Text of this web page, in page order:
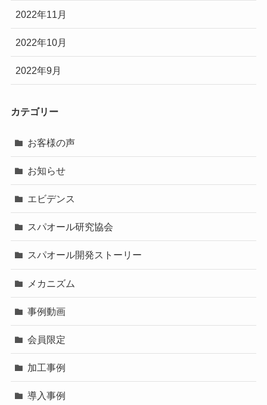
2022年11月
2022年10月
2022年9月
カテゴリー
お客様の声
お知らせ
エビデンス
スパオール研究協会
スパオール開発ストーリー
メカニズム
事例動画
会員限定
加工事例
導入事例